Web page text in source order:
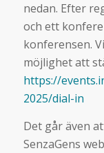
nedan. Efter
och ett
konferensen.
möjlighet att
https://
2025/dial-in
Det går även
SenzaGens